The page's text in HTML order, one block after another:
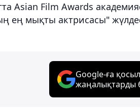
Asian Film Awards
ең мықты актрисасы"
Google-ға
жаңалықтарды